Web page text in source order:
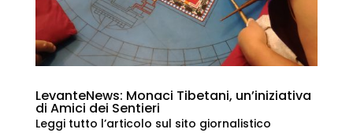
LevanteNews: Monaci Tibetani, un’iniziativa
di Amici dei Sentieri
Leggi tutto l’articolo sul sito giornalistico